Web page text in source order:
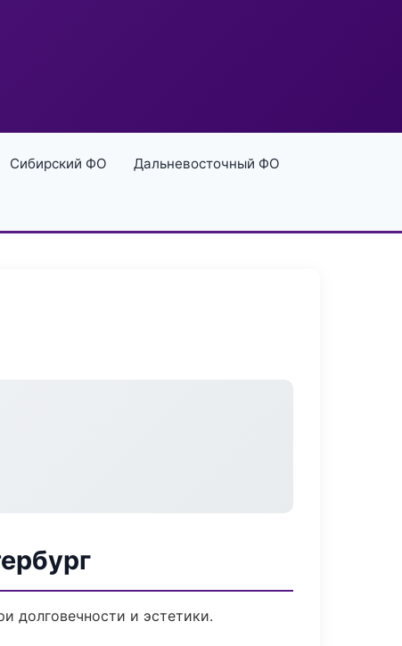
Сибирский ФО Дальневосточный ФО
долговечности и эстетики.